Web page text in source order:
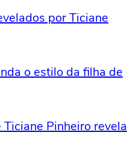
por Ticiane
o estilo da filha de
Pinheiro revela